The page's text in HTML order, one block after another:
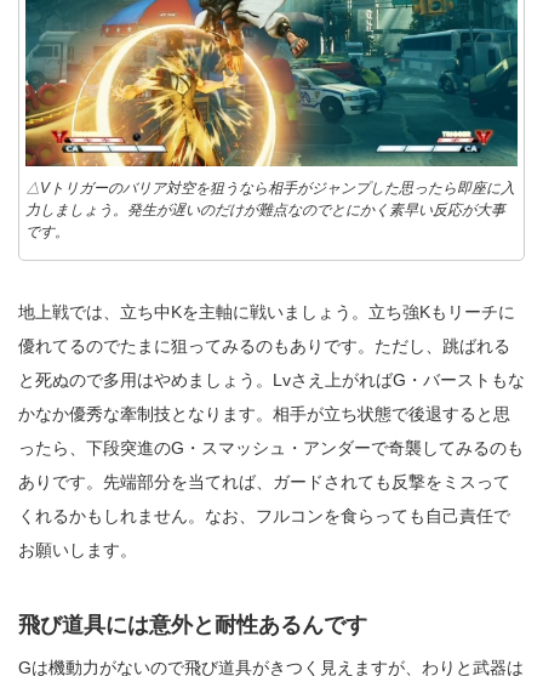
△Vトリガーのバリア対空を狙うなら相手がジャンプした思ったら即座に入
力しましょう。発生が遅いのだけが難点なのでとにかく素早い反応が大事
です。
地上戦では、立ち中Kを主軸に戦いましょう。立ち強Kもリーチに
優れてるのでたまに狙ってみるのもありです。ただし、跳ばれる
と死ぬので多用はやめましょう。Lvさえ上がればG・バーストもな
かなか優秀な牽制技となります。相手が立ち状態で後退すると思
ったら、下段突進のG・スマッシュ・アンダーで奇襲してみるのも
ありです。先端部分を当てれば、ガードされても反撃をミスって
くれるかもしれません。なお、フルコンを食らっても自己責任で
お願いします。
飛び道具には意外と耐性あるんです
Gは機動力がないので飛び道具がきつく見えますが、わりと武器は